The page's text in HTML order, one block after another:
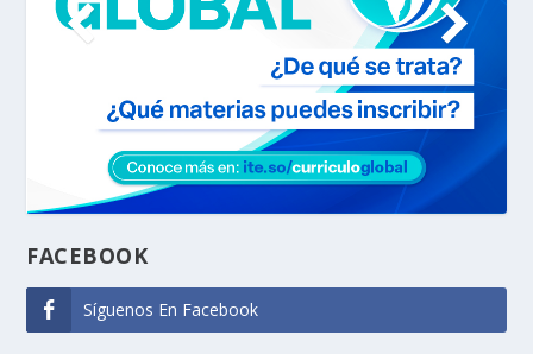
FACEBOOK
Síguenos En Facebook